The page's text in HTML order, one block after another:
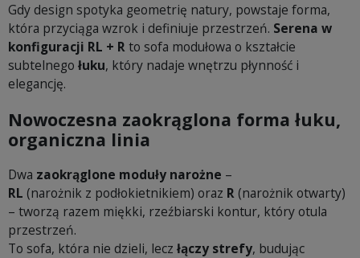
Gdy design spotyka geometrię natury, powstaje forma,
która przyciąga wzrok i definiuje przestrzeń. Serena w
konfiguracji RL + Rto sofa modułowa o kształcie
subtelnego łuku, który nadaje wnętrzu płynność i
elegancję.
Nowoczesna zaokrąglona forma łuku,
organiczna linia
Dwa zaokrąglone moduły narożne –
RL (narożnik z podłokietnikiem) oraz R(narożnik otwarty)
– tworzą razem miękki, rzeźbiarski kontur, który otula
przestrzeń.
To sofa, która nie dzieli, lecz łączy strefy, budując